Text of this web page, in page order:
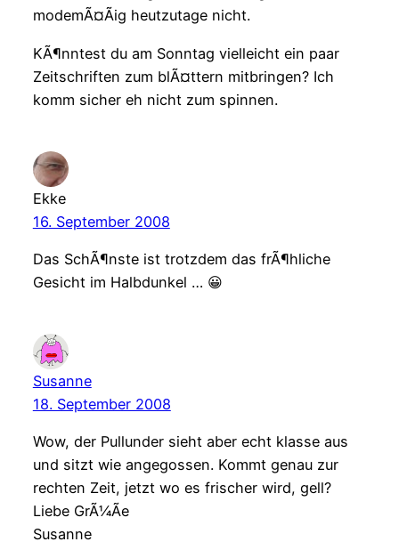
modemÃ¤Ãig heutzutage nicht.
KÃ¶nntest du am Sonntag vielleicht ein paar
Zeitschriften zum blÃ¤ttern mitbringen? Ich
komm sicher eh nicht zum spinnen.
Ekke
16. September 2008
Das SchÃ¶nste ist trotzdem das frÃ¶hliche
Gesicht im Halbdunkel … 😀
Susanne
18. September 2008
Wow, der Pullunder sieht aber echt klasse aus
und sitzt wie angegossen. Kommt genau zur
rechten Zeit, jetzt wo es frischer wird, gell?
Liebe GrÃ¼Ãe
Susanne